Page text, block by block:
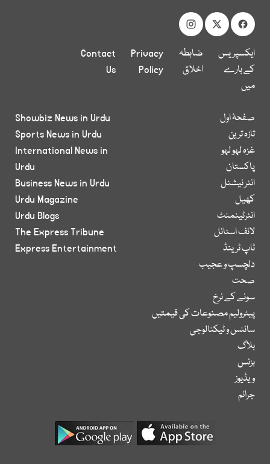
ایکسپریس
کے بارے
میں
ضابطہ
اخلاق
Privacy
Policy
Contact
Us
صفحۂ اول
تازہ ترین
غزہ لہو لہو
پاکستان
انٹر نیشنل
کھیل
انٹرٹینمنٹ
لائف اسٹائل
ٹاپ ٹرینڈ
دلچسپ و عجیب
صحت
سونے کے نرخ
پیٹرولیم مصنوعات کی قیمتیں
سائنس و ٹیکنالوجی
بلاگ
بزنس
ویڈیوز
جرائم
Showbiz News in Urdu
Sports News in Urdu
International News in
Urdu
Business News in Urdu
Urdu Magazine
Urdu Blogs
The Express Tribune
Express Entertainment